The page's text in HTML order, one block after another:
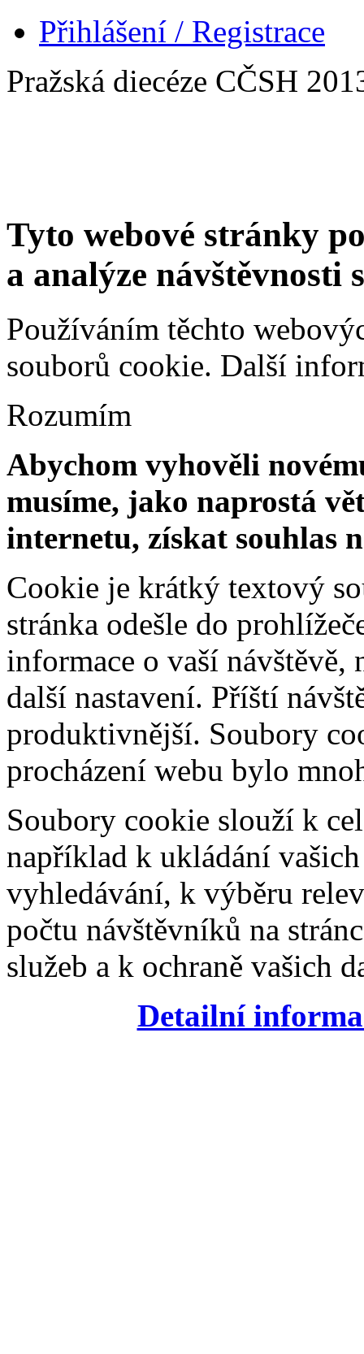
Přihlášení / Registrace
Pražská diecéze CČSH
Tyto webové stránky
a analýze návštěvnosti
Používáním těchto
souborů cookie. Další
Rozumím
Abychom vyhověli
musíme, jako naprostá
internetu, získat souhlas
Cookie je krátký textový
stránka odešle do
informace o vaší
další nastavení. Příští
produktivnější. Soubory
procházení webu bylo
Soubory cookie slouží k
například k ukládání
vyhledávání, k výběru
počtu návštěvníků na
služeb a k ochraně vašich
Detailní